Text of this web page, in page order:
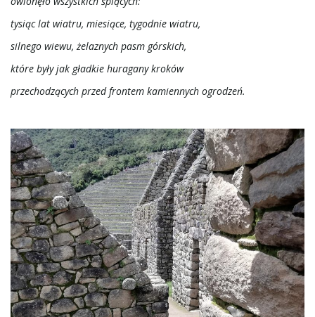
tysiąc lat wiatru, miesiące, tygodnie wiatru,
silnego wiewu, żelaznych pasm górskich,
które były jak gładkie huragany kroków
przechodzących przed frontem kamiennych ogrodzeń.